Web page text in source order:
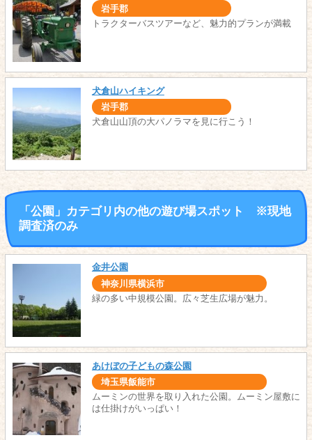
岩手郡
トラクターバスツアーなど、魅力的プランが満載
犬倉山ハイキング
岩手郡
犬倉山山頂の大パノラマを見に行こう！
「公園」カテゴリ内の他の遊び場スポット ※現地
調査済のみ
金井公園
神奈川県横浜市
緑の多い中規模公園。広々芝生広場が魅力。
あけぼの子どもの森公園
埼玉県飯能市
ムーミンの世界を取り入れた公園。ムーミン屋敷に
は仕掛けがいっぱい！